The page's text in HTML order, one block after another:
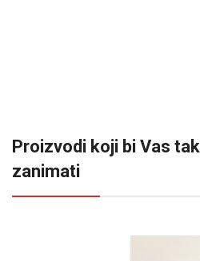
Proizvodi koji bi Vas
zanimati